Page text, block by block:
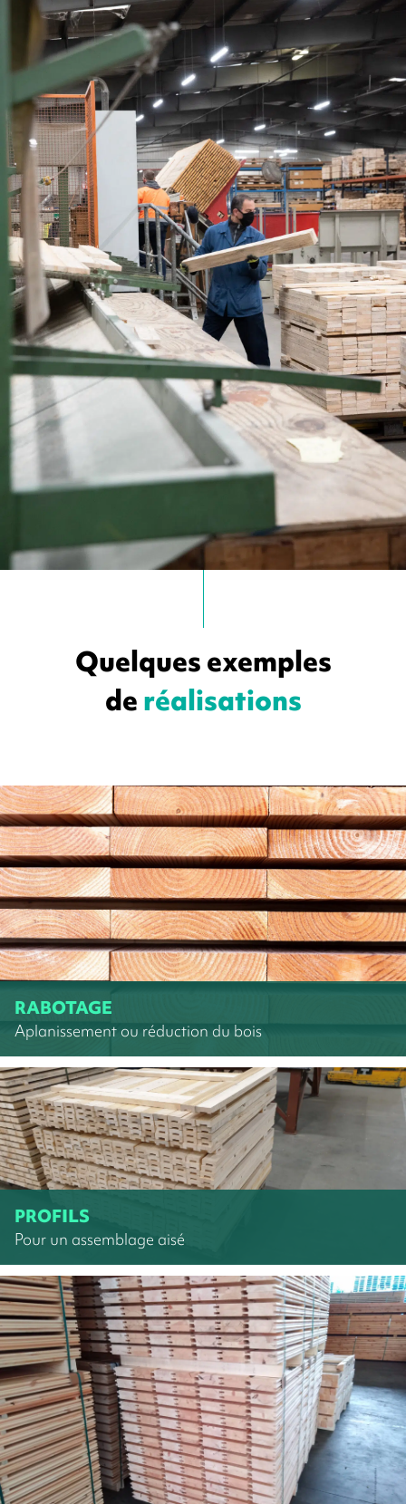
Quelques exemples
deréalisations
RABOTAGE
Aplanissement ou réduction du bois
PROFILS
Pour un assemblage aisé